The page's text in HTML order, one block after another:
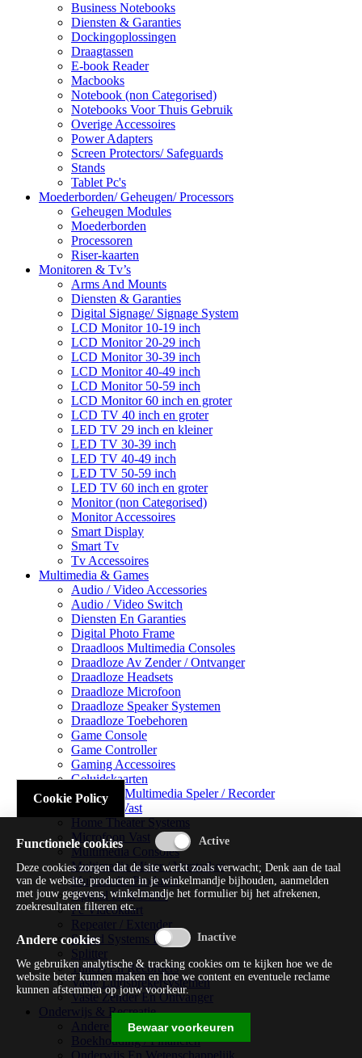
Business Notebooks
Diensten & Garanties
Dockingoplossingen
Draagtassen
E-book Reader
Macbooks
Notebook (non Categorised)
Notebooks Voor Thuis Gebruik
Overige Accessoires
Power Adapters
Screen Protectors/ Safeguards
Stands
Tablet Pc's
Moederborden/ Geheugen/ Processors
Geheugen Modules
Moederborden
Processoren
Riser-kaarten
Monitoren & Tv’s
Arms And Mounts
Diensten & Garanties
Digital Signage/ Signage System
LCD Monitor 10-19 inch
LCD Monitor 20-29 inch
LCD Monitor 30-39 inch
LCD Monitor 40-49 inch
LCD Monitor 50-59 inch
LCD Monitor 60 inch en groter
LCD TV 40 inch en groter
LED TV 29 inch en kleiner
LED TV 30-39 inch
LED TV 40-49 inch
LED TV 50-59 inch
LED TV 60 inch en groter
Monitor (non Categorised)
Monitor Accessoires
Smart Display
Smart Tv
Tv Accessoires
Multimedia & Games
Audio / Video Accessories
Audio / Video Switch
Diensten En Garanties
Digital Photo Frame
Draadloos Multimedia Consoles
Draadloze Av Zender / Ontvanger
Draadloze Headsets
Draadloze Microfoon
Draadloze Speaker Systemen
Draadloze Toebehoren
Game Console
Game Controller
Gaming Accessoires
Geluidskaarten
Handheld Multimedia Speler / Recorder
Headsets Vast
Home Theater Systems
Microfoon Vast
Multimedia Consoles
Multimedia Mixer / Versterker
Multimedia Productie
Optical Disk Drive
Pc Videokaart
Repeater / Extender
Sound Systems Hi-fi
Splitter
Tuners En Recorders
Vaste Luidsprekersystemen
Vaste Zender En Ontvanger
Onderwijs & Recreatie
Andere Beveiligingssoftware
Boekhouding / Financiën
Cookie Policy
Functionele cookies
Deze cookies zorgen dat de site werkt zoals verwacht; Denk aan de taal
van de website, producten in je winkelmandje bijhouden, aanmelden
met jouw gegevens, winkelmandje het formulier bij het afrekenen,
zoekresultaten filteren etc.
Andere cookies
We gebruiken analytische & tracking cookies om te kijken hoe we de
website beter kunnen maken en hoe we content en eventuele reclame
kunnen afstemmen op jouw voorkeur.
Bewaar voorkeuren